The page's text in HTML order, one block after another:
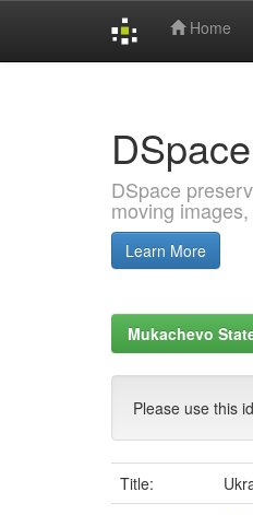
Home
DSpace
DSpace
moving
Learn More
Mukachevo
Please use this
Title: